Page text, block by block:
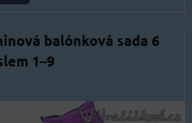
balónková sada 6
1–9